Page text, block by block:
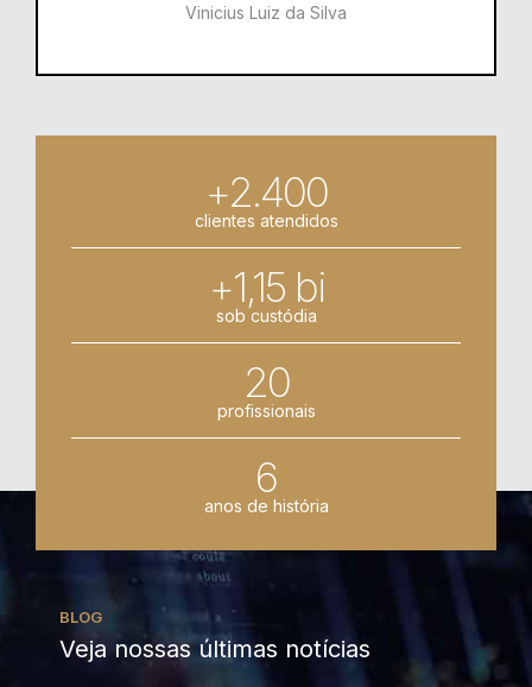
Vinicius Luiz da Silva
+2.400
clientes atendidos
+1,15 bi
sob custódia
20
profissionais
6
anos de história
BLOG
Veja nossas últimas notícias